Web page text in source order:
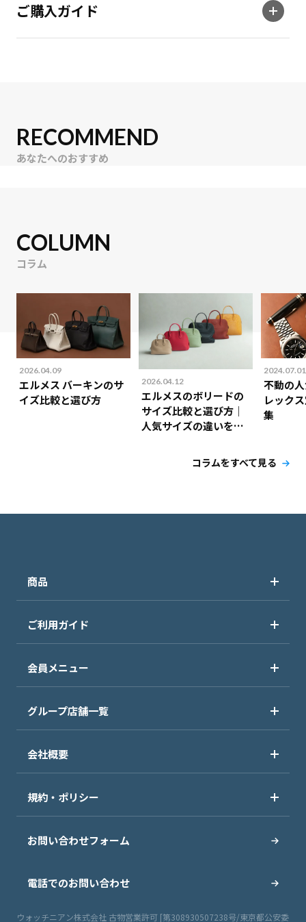
ご購入ガイド
RECOMMEND
あなたへのおすすめ
COLUMN
コラム
2026.04.09
エルメス バーキンのサ
イズ比較と選び方
2026.04.12
エルメスのボリードの
サイズ比較と選び方｜
人気サイズの違いを解
2024.07.01
不動の
レック
集
コラムをすべて見る
商品
ご利用ガイド
会員メニュー
グループ店舗一覧
会社概要
規約・ポリシー
お問い合わせフォーム
電話でのお問い合わせ
ウォッチニアン株式会社 古物営業許可 [第308930507238号/東京都公安委